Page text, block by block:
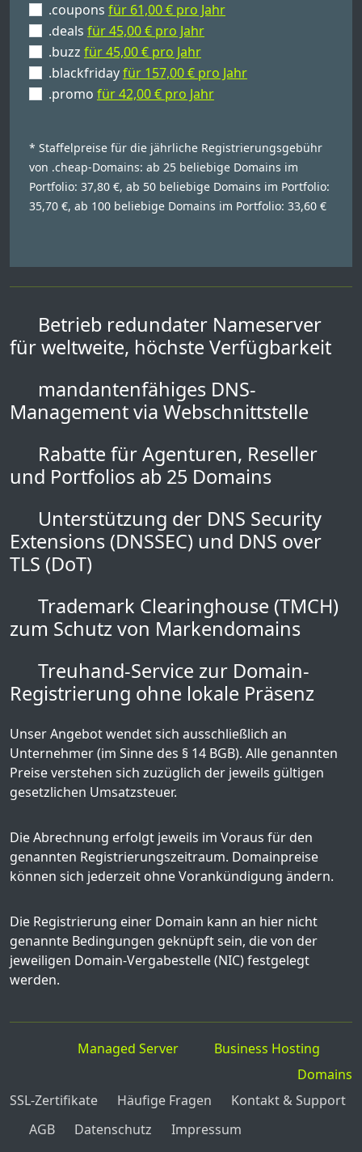
.coupons für 61,00 € pro Jahr
.deals für 45,00 € pro Jahr
.buzz für 45,00 € pro Jahr
.blackfridayfür 157,00 € pro Jahr
.promo für 42,00 € pro Jahr
* Staffelpreise für die jährliche Registrierungsgebühr
von .cheap-Domains: ab 25 beliebige Domains im
Portfolio: 37,80 €, ab 50 beliebige Domains im Portfolio:
35,70 €, ab 100 beliebige Domains im Portfolio: 33,60 €
Betrieb redundater Nameserver
für weltweite, höchste Verfügbarkeit
mandantenfähiges DNS-
Management via Webschnittstelle
Rabatte für Agenturen, Reseller
und Portfolios ab 25 Domains
Unterstützung der DNS Security
Extensions (DNSSEC) und DNS over
TLS (DoT)
Trademark Clearinghouse (TMCH)
zum Schutz von Markendomains
Treuhand-Service zur Domain-
Registrierung ohne lokale Präsenz
Unser Angebot wendet sich ausschließlich an
Unternehmer (im Sinne des § 14 BGB). Alle genannten
Preise verstehen sich zuzüglich der jeweils gültigen
gesetzlichen Umsatzsteuer.
Die Abrechnung erfolgt jeweils im Voraus für den
genannten Registrierungszeitraum. Domainpreise
können sich jederzeit ohne Vorankündigung ändern.
Die Registrierung einer Domain kann an hier nicht
genannte Bedingungen geknüpft sein, die von der
jeweiligen Domain-Vergabestelle (NIC) festgelegt
werden.
Managed Server
Business Hosting
Domains
SSL-Zertifikate
Häufige Fragen
Kontakt & Support
AGB
Datenschutz Impressum